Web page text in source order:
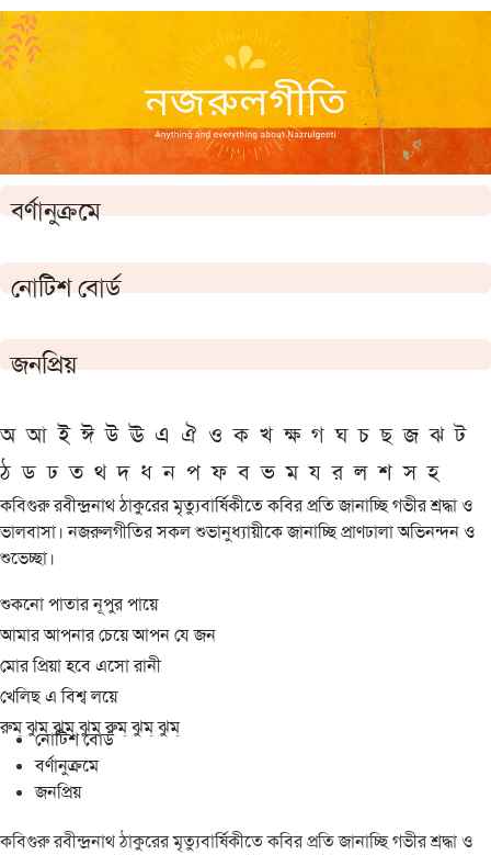
বর্ণানুক্রমে
নোটিশ বোর্ড
জনপ্রিয়
অ আ ই ঈ উ ঊ এ ঐ ও ক খ ক্ষ গ ঘ চ ছ জ ঝ ট
ঠ ড ঢ ত থ দ ধ ন প ফ ব ভ ম য র ল শ স হ
কবিগুরু রবীন্দ্রনাথ ঠাকুরের মৃত্যুবার্ষিকীতে কবির প্রতি জানাচ্ছি গভীর শ্রদ্ধা ও
ভালবাসা। নজরুলগীতির সকল শুভানুধ্যায়ীকে জানাচ্ছি প্রাণঢালা অভিনন্দন ও
শুভেচ্ছা।
শুকনো পাতার নূপুর পায়ে
আমার আপনার চেয়ে আপন যে জন
মোর প্রিয়া হবে এসো রানী
খেলিছ এ বিশ্ব লয়ে
রুম্ ঝুম্ ঝুম্ ঝুম্ রুম্ ঝুম্ ঝুম্
নোটিশ বোর্ড
বর্ণানুক্রমে
জনপ্রিয়
কবিগুরু রবীন্দ্রনাথ ঠাকুরের মৃত্যুবার্ষিকীতে কবির প্রতি জানাচ্ছি গভীর শ্রদ্ধা ও